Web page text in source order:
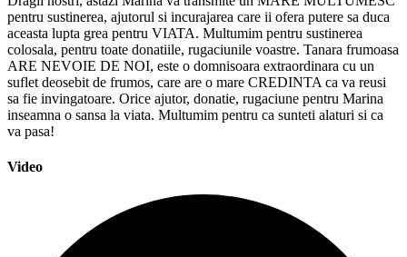
pentru sustinerea, ajutorul si incurajarea care ii ofera putere sa duca
aceasta lupta grea pentru VIATA. Multumim pentru sustinerea
colosala, pentru toate donatiile, rugaciunile voastre. Tanara frumoasa
ARE NEVOIE DE NOI, este o domnisoara extraordinara cu un
suflet deosebit de frumos, care are o mare CREDINTA ca va reusi
sa fie invingatoare. Orice ajutor, donatie, rugaciune pentru Marina
inseamna o sansa la viata. Multumim pentru ca sunteti alaturi si ca
va pasa!
Video